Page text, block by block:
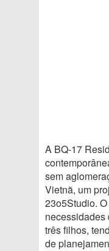
A BQ-17
sem
Vietnã, um
23o5Studio.
necessidades
três filhos,
de